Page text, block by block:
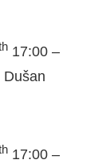
17:00 –
Dušan
17:00 –